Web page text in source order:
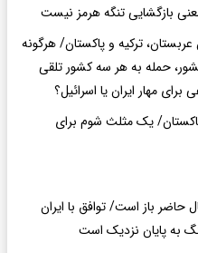
بازگشایی تنگه هرمز نیست
ترکیه و پاکستان/ هرگونه
مسلحانه علیه هر یک از 3 کشور، حمله به هر سه کشور تلقی
مهار ایران یا اسرائیل؟
یک مثلث شوم برای
حاضر باز است/ توافق با ایران
به پایان نزدیک است